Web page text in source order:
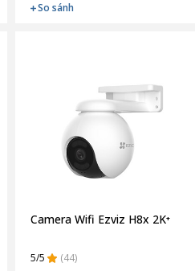
So sánh
Camera Wifi Ezviz H8x 2K⁺
5/5 (44)